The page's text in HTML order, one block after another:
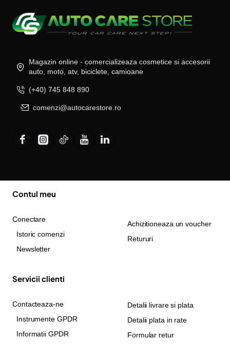
Magazin online - comercializeaza cosmetice si accesorii
auto, moto, atv, biciclete, camioane
(+40) 745 848 890
comenzi@autocarestore.ro
Contul meu
Conectare
Istoric comenzi
Newsletter
Achizitioneaza un voucher
Retururi
Servicii clienti
Contacteaza-ne
Instrumente GPDR
Informatii GPDR
Detalii livrare si plata
Detalii plata in rate
Formular retur